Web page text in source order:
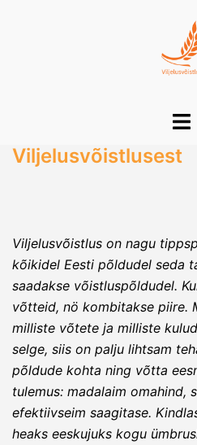
Viljelusvõistlusest
Viljelusvõistlus on nagu
kõikidel Eesti põldudel seda
saadakse võistluspõldudel.
võtteid, nö kombitakse piire.
milliste võtete ja milliste
selge, siis on palju lihtsam
põldude kohta ning võtta
tulemus: madalaim omahind,
efektiivseim saagitase.
heaks eeskujuks kogu